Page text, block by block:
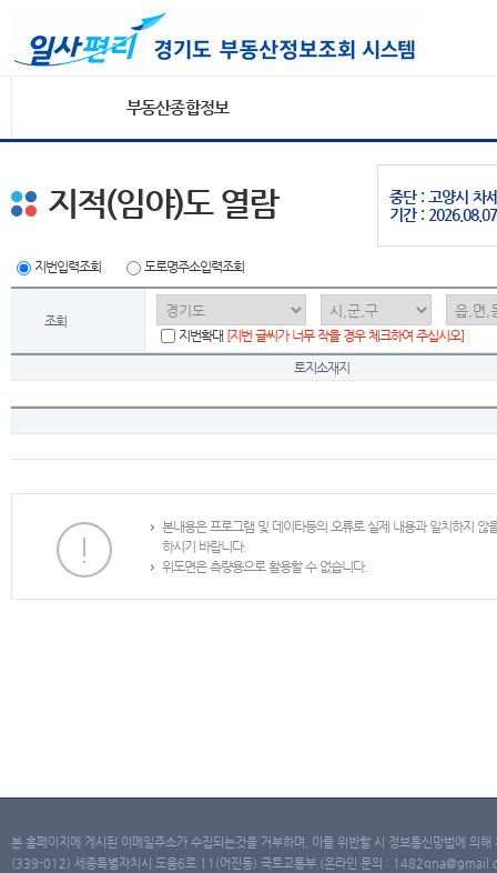
부동산종합정보
중단 : 고양시 차
기간 :
지적(임야)도 열람
지번입력조회 도로명주소입력조회
조회
지번확대 [지번 글씨가 너무 작을 경우 체크하여 주십시오]
토지소재지
본내용은 프로그램 및 데이타등의 오류로 실제 내용과 일치하지
하시기 바랍니다.
위도면은 측량용으로 활용할 수 없습니다.
본 홈페이지에 게시된 이메일주소가 수집되는것을 거부하며, 이를 위반할 시 정보통신망법에 의
(339-012) 세종특별자치시 도움6로 11(어진동) 국토교통부 (온라인 문의 :